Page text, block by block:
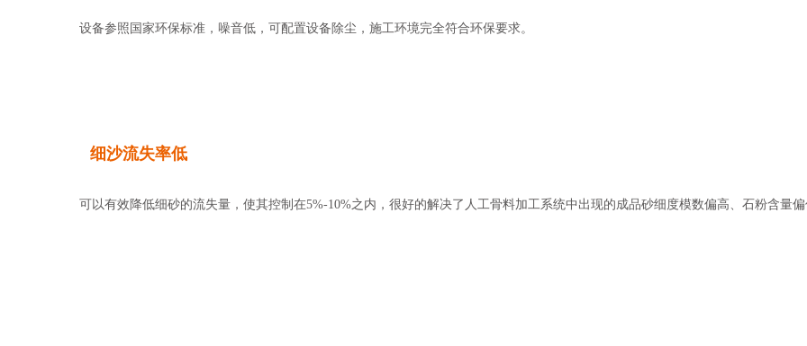
设备参照国家环保标准，噪音低，可配置设备除尘，施工环境完全符合环保要求。
细沙流失率低
可以有效降低细砂的流失量，使其控制在5%-10%之内，很好的解决了人工骨料加工系统中出现的成品砂细度模数偏高、石粉含量偏